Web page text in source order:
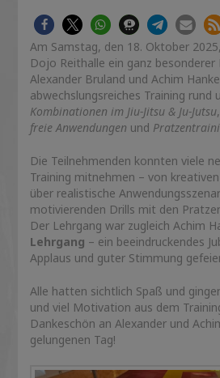
Am Samstag, den 18. Oktober
Dojo Reithalle ein ganz
Alexander Bruland und Achim
abwechslungsreiches Training rund
Kombinationen im Jiu-Jitsu & Ju-Jutsu
freie Anwendungen und
Die Teilnehmenden konnten viele
Training mitnehmen – von
über realistische
motivierenden Drills mit den
Der Lehrgang war zugleich Achim
Lehrgang – ein beeindruckendes
Applaus und guter Stimmung
Alle hatten sichtlich Spaß und
und viel Motivation aus dem
Dankeschön an Alexander und
gelungenen Tag!